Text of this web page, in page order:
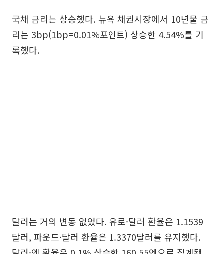
국채 금리는 상승했다. 뉴욕 채권시장에서 10년물 금
리는 3bp(1bp=0.01%포인트) 상승한 4.54%를 기
록했다.
달러는 거의 변동 없었다. 유로·달러 환율은 1.1539
달러, 파운드·달러 환율은 1.3370달러를 유지했다.